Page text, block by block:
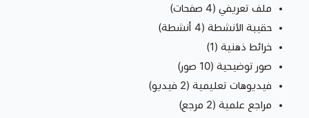
ملف تعريفي (4 صفحات)
حقيبة الأنشطة (4 أنشطة)
خرائط ذهنية (1)
صور توضيحية (10 صور)
فيديوهات تعليمية (2 فيديو)
مراجع علمية (2 مرجع)